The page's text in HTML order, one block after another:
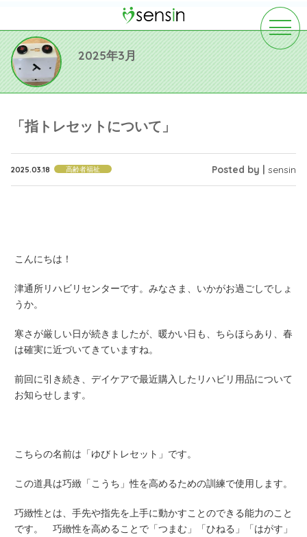
toggle
2025年3月
「指トレセットについて」
2025.03.18 高齢者福祉 Posted by | sensin
こんにちは！
津通所リハビリセンターです。みなさま、いかがお過ごしでしょ
うか。
寒さが厳しい日が続きましたが、暖かい日も、ちらほらあり、春
は確実に近づいてきていますね。
前回に引き続き、デイケアで最近購入したリハビリ用品について
お知らせします。
こちらの名前は「ゆびトレセット」です。
この道具は巧緻「こうち」性を高めるための訓練で使用します。
巧緻性とは、手先や指先を上手に動かすことのできる能力のこと
です。 巧緻性を高めることで「つまむ」「ひねる」「はがす」